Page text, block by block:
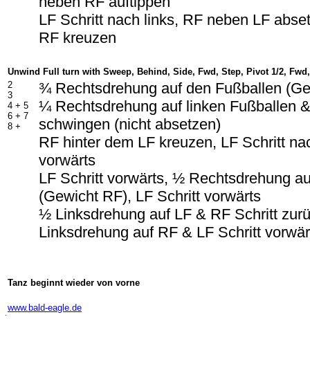
LF Schritt nach links, RF neben LF
RF kreuzen
Unwind Full turn with Sweep, Behind, Side, Fwd, Step, Pivot 1/2,
2
3
4 + 5
6 + 7
8 +
¾ Rechtsdrehung auf den Fußballen
¼ Rechtsdrehung auf linken Fußballen
schwingen (nicht absetzen)
RF hinter dem LF kreuzen, LF Schritt
vorwärts
LF Schritt vorwärts, ½ Rechtsdrehung
(Gewicht RF), LF Schritt vorwärts
½ Linksdrehung auf LF & RF Schritt
Linksdrehung auf RF & LF Schritt
Tanz beginnt wieder von vorne
www.bald-eagle.de